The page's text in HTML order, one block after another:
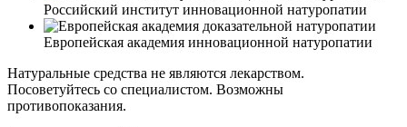
Российский институт инновационной натуропатии
Европейская академия инновационной натуропатии
Натуральные средства не являются лекарством.
Посоветуйтесь со специалистом. Возможны
противопоказания.